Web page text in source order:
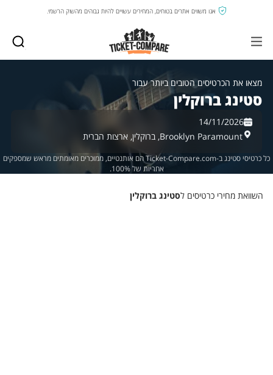
אנו משווים אתרים בטוחים, המחירים עשויים להיות גבוהים מהשוק הרשמי.
מצאו את הכרטיסים הטובים ביותר עבור
סטינג ברוקלין
14/11/2026
Brooklyn Paramount, ברוקלין, ארצות הברית
כל כרטיסי סטינג ב-Ticket-Compare.com הם אותנטיים, ממוכרים מאומתים מראש שמספקים
אחריות של 100%.
השוואת מחירי כרטיסים לסטינג ברוקלין